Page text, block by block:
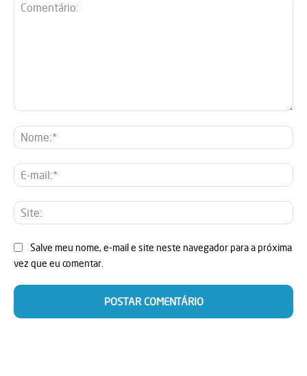
E-
Salve meu nome, e-mail e site neste navegador para a próxima
vez que eu comentar.